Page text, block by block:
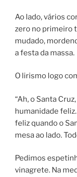
Ao lado, vários
zero no primeiro
mudado,
a festa da massa.
O lirismo logo
“Ah, o Santa
humanidade
feliz quando o
mesa ao lado.
Pedimos
vinagrete. Na